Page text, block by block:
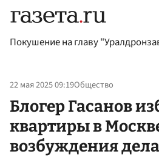
Покушение на главу
22 мая 2025 09:19Общество
Блогер Гасанов
квартиры в
возбуждения дела